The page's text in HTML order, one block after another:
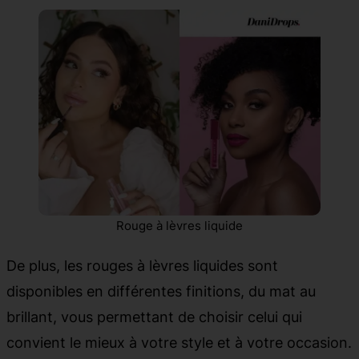
Rouge à lèvres liquide
De plus, les rouges à lèvres liquides sont
disponibles en différentes finitions, du mat au
brillant, vous permettant de choisir celui qui
convient le mieux à votre style et à votre occasion.